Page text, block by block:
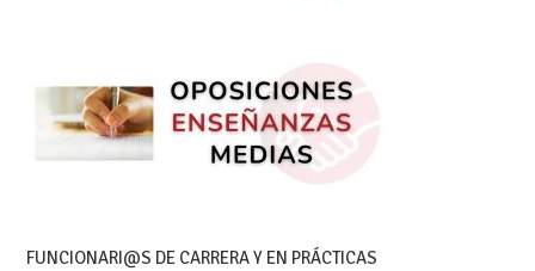
FUNCIONARI@S DE CARRERA Y EN PRÁCTICAS